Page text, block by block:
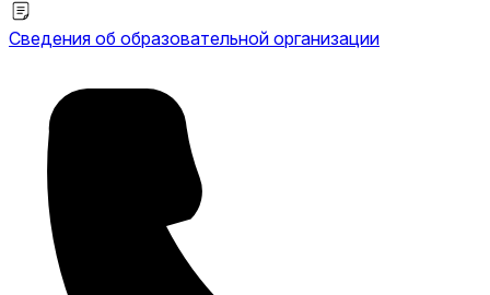
Сведения об образовательной организации